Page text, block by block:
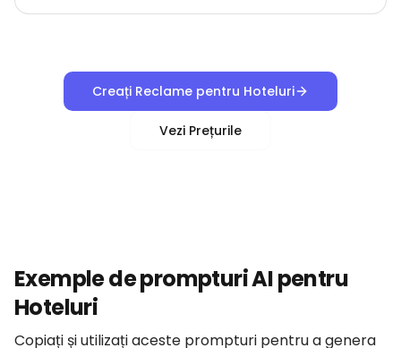
Creați Reclame pentru Hoteluri
Vezi Prețurile
Exemple de prompturi AI pentru
Hoteluri
Copiați și utilizați aceste prompturi pentru a genera